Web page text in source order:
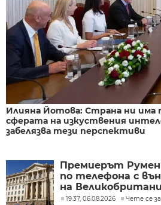
Илияна Йотова: Страна ни има
сферата на изкуствения
забелязва тези перспективи
Премиерът Румен
по телефона с
на
19:37, 06.08.2026 Чете се